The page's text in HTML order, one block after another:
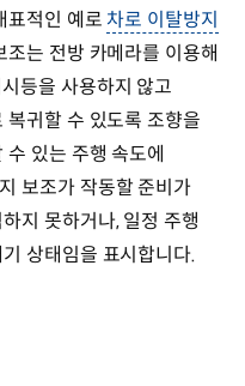
표적인 예로 차로 이탈방지
는 전방 카메라를 이용해
등을 사용하지 않고
귀할 수 있도록 조향을
있는 주행 속도에
보조가 작동할 준비가
지 못하거나, 일정 주행
상태임을 표시합니다.